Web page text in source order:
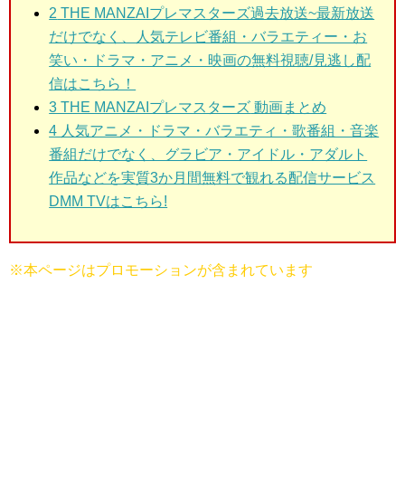
2 THE MANZAIプレマスターズ過去放送~最新放送
だけでなく、人気テレビ番組・バラエティー・お
笑い・ドラマ・アニメ・映画の無料視聴/見逃し配
信はこちら！
3 THE MANZAIプレマスターズ 動画まとめ
4 人気アニメ・ドラマ・バラエティ・歌番組・音楽
番組だけでなく、グラビア・アイドル・アダルト
作品などを実質3か月間無料で観れる配信サービス
DMM TVはこちら!
※本ページはプロモーションが含まれています